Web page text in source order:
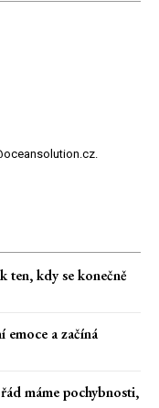
ten, kdy se konečně
a začíná
máme pochybnosti,